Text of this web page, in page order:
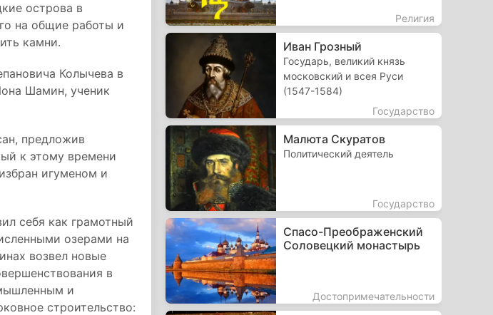
острова в
на общие работы и
камни.
Колычева в
Шамин, ученик
предложив
к этому времени
игуменом и
себя как грамотный
озерами на
возвел новые
в
и
строительство:
Религия
Иван Грозный
Государь, великий князь
московский и всея Руси
(1547-1584)
Государство
Малюта Скуратов
Политический деятель
Государство
Спасо-Преображенский
Соловецкий монастырь
Достопримечательности